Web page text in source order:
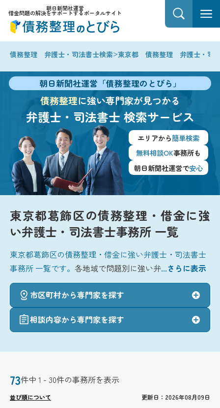
朝日新聞社運営
借金問題の解決をサポートするポータルサイト
債務整理 弁護士・司法書士検索>東京都 債務整理 弁護士・司
朝日新聞社運営「債務整理のとびら」
債務整理に強い専門家が見つかる
弁護士・司法書士 検索サービス
エリアから簡単検索
無料相談OK事務所も
朝日新聞社運営で安心
東京都葛飾区の債務整理・借金に強
い弁護士・司法書士事務所 一覧
東京都葛飾区の債務整理・借金に強い弁護士・司法書士
事務所 一覧です。各地域で問題別に強い弁...さらに表示
市区町村から専門家を探す
相談内容から専門家を探す
73件中 1 - 30件の事務所を表示
並び順について
更新日：2026年08月09日